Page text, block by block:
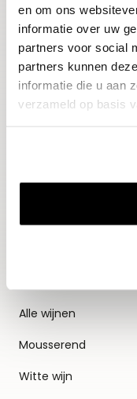
en om ons
informatie over uw
partners voor social
partners kunnen
informatie die u aan
verzameld op basis
E-mailadres
Alle wijnen
Mousserend
Witte wijn